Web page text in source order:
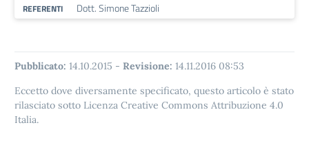
REFERENTI Dott. Simone Tazzioli
Pubblicato: 14.10.2015 - Revisione: 14.11.2016 08:53
Eccetto dove diversamente specificato, questo articolo è stato
rilasciato sotto Licenza Creative Commons Attribuzione 4.0
Italia.